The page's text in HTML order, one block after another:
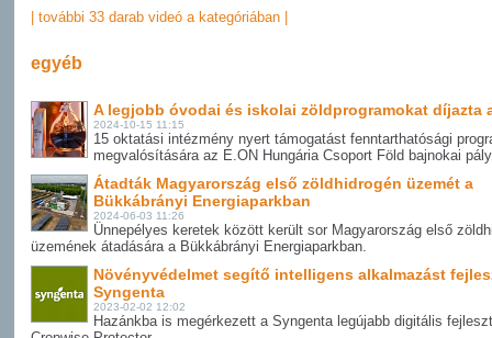
| további 33 darab videó a kategóriában |
egyéb
A legjobb óvodai és iskolai zöldprogramokat díjazta
2024-10-15 11:15
15 oktatási intézmény nyert támogatást fenntarthatósági
megvalósítására az E.ON Hungária Csoport Föld bajnokai
Átadták Magyarország első zöldhidrogén üzemét a
Bükkábrányi Energiaparkban
2024-06-03 11:26
Ünnepélyes keretek között került sor Magyarország első
üzemének átadására a Bükkábrányi Energiaparkban.
Növényvédelmet segítő intelligens alkalmazást
Syngenta
2023-02-02 12:02
Hazánkba is megérkezett a Syngenta legújabb digitális